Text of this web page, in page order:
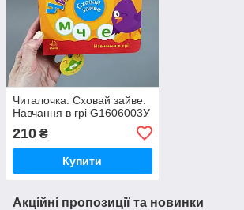
Читалочка. Сховай зайве.
Навчання в грі G1606003У
210 ₴
Купити
Акційні пропозиції та новинки